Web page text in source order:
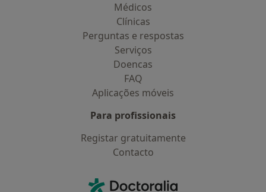
Médicos
Clínicas
Perguntas e respostas
Serviços
Doencas
FAQ
Aplicações móveis
Para profissionais
Registar gratuitamente
Contacto
Doctoralia - Homepage